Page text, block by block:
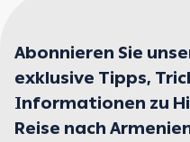
Abonnieren Sie
exklusive Tipps,
Informationen zu
Reise nach